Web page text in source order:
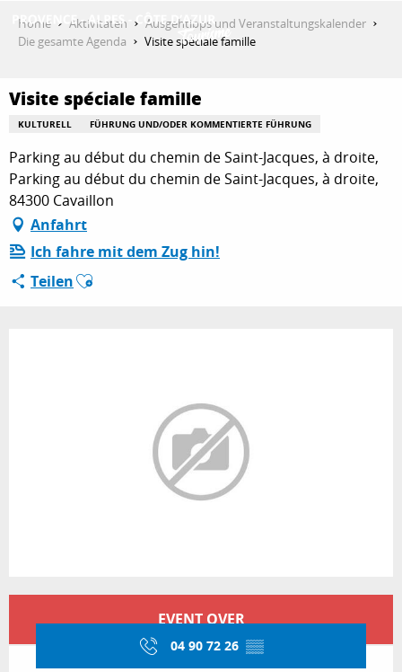
contenu
AKTIVITÄTEN
AUFENTHALT
ESPACE PRO
Home Aktivitäten
Ausgehtipps und Veranstaltungskalender
Die gesamte Agenda
Visite spéciale famille
Visite spéciale famille
KULTURELL FÜHRUNG UND/ODER KOMMENTIERTE FÜHRUNG
Parking au début du chemin de Saint-Jacques, à droite,
Parking au début du chemin de Saint-Jacques, à droite,
84300 Cavaillon
Anfahrt
Ich fahre mit dem Zug hin!
TeilenAjouter aux favoris
EVENT OVER
04 90 72 26 ▒▒